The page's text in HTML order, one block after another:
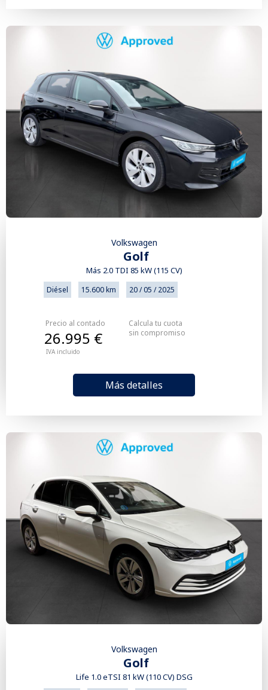
Volkswagen
Golf
Más 2.0 TDI 85 kW (115 CV)
Diésel 15.600 km 20 / 05 / 2025
Precio al contado
IVA incluido
26.995 €
Más detalles
Calcula tu cuota
sin compromiso
Volkswagen
Golf
Life 1.0 eTSI 81 kW (110 CV) DSG